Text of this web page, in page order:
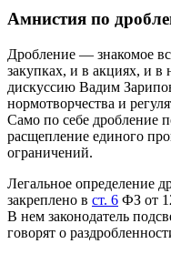
Амнистия по
Дробление — знакомое
закупках, и в акциях, и
дискуссию Вадим
нормотворчества и
Само по себе дробление
расщепление единого
ограничений.
Легальное определение
закреплено в ст. 6 ФЗ от
В нем законодатель
говорят о